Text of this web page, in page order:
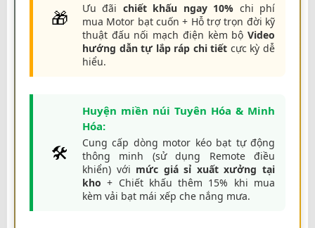
🎁 Ưu đãi chiết khấu ngay 10% chi phí
mua Motor bạt cuốn + Hỗ trợ trọn đời kỹ
thuật đấu nối mạch điện kèm bộ Video
hướng dẫn tự lắp ráp chi tiết cực kỳ dễ
hiểu.
🛠️
Huyện miền núi Tuyên Hóa & Minh
Hóa:
Cung cấp dòng motor kéo bạt tự động
thông minh (sử dụng Remote điều
khiển) với mức giá sỉ xuất xưởng tại
kho + Chiết khấu thêm 15% khi mua
kèm vải bạt mái xếp che nắng mưa.